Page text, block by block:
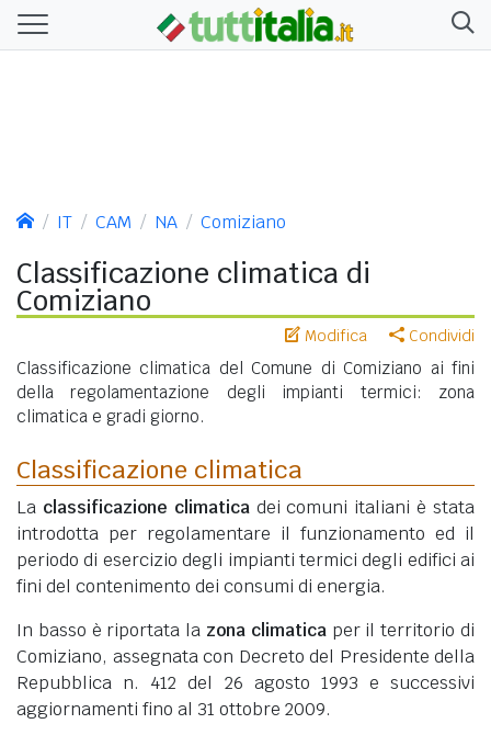
IT CAM NA Comiziano
Classificazione climatica di
Comiziano
Modifica Condividi
Classificazione climatica del Comune di Comiziano ai fini
della regolamentazione degli impianti termici: zona
climatica e gradi giorno.
Classificazione climatica
La classificazione climaticadei comuni italiani è stata
introdotta per regolamentare il funzionamento ed il
periodo di esercizio degli impianti termici degli edifici ai
fini del contenimento dei consumi di energia.
In basso è riportata la zona climaticaper il territorio di
Comiziano, assegnata con Decreto del Presidente della
Repubblica n. 412 del 26 agosto 1993 e successivi
aggiornamenti fino al 31 ottobre 2009.